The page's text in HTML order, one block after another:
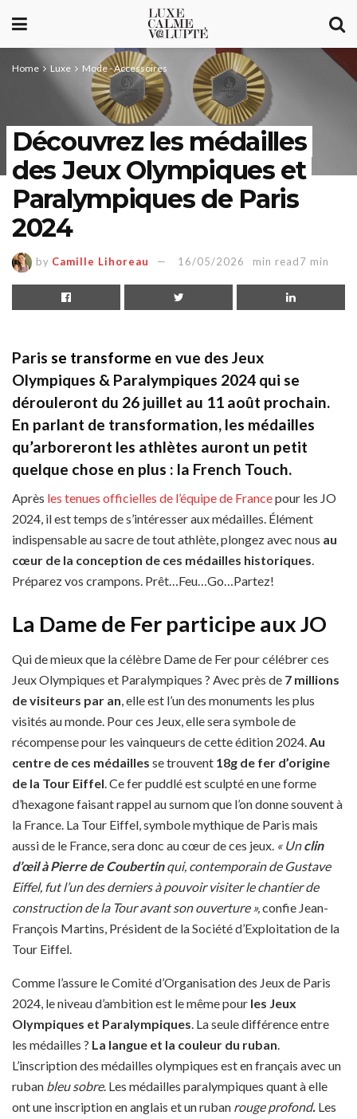
Home Luxe Mode - Accessoires
Découvrez les médailles
des Jeux Olympiques et
Paralympiques de Paris
2024
by Camille Lihoreau 16/05/2026 min read7 min
Paris se transforme en vue des Jeux
Olympiques & Paralympiques 2024 qui se
dérouleront du 26 juillet au 11 août prochain.
En parlant de transformation, les médailles
qu’arboreront les athlètes auront un petit
quelque chose en plus : la French Touch.
Après les tenues officielles de l’équipe de Francepour les JO
2024, il est temps de s’intéresser aux médailles. Élément
indispensable au sacre de tout athlète, plongez avec nous au
cœur de la conception de ces médailles historiques.
Préparez vos crampons. Prêt…Feu…Go…Partez!
La Dame de Fer participe aux JO
Qui de mieux que la célèbre Dame de Fer pour célébrer ces
Jeux Olympiques et Paralympiques ? Avec près de 7 millions
de visiteurs par an, elle est l’un des monuments les plus
visités au monde. Pour ces Jeux, elle sera symbole de
récompense pour les vainqueurs de cette édition 2024.Au
centre de ces médailles se trouvent 18g de fer d’origine
de la Tour Eiffel. Ce fer puddlé est sculpté en une forme
d’hexagone faisant rappel au surnom que l’on donne souvent à
la France. La Tour Eiffel, symbole mythique de Paris mais
aussi de le France, sera donc au cœur de ces jeux. « Unclin
d’œil à Pierre de Coubertinqui, contemporain de Gustave
Eiffel, fut l’un des derniers à pouvoir visiter le chantier de
construction de la Tour avant son ouverture »,confie Jean-
François Martins, Président de la Société d’Exploitation de la
Tour Eiffel.
Comme l’assure le Comité d’Organisation des Jeux de Paris
2024, le niveau d’ambition est le même pour les Jeux
Olympiques et Paralympiques. La seule différence entre
les médailles ? La langue et la couleur du ruban.
L’inscription des médailles olympiques est en français avec un
ruban bleu sobre. Les médailles paralympiques quant à elle
ont une inscription en anglais et un ruban rouge profond. Les